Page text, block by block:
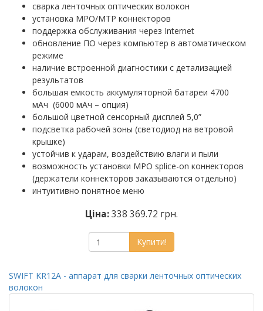
сварка ленточных оптических волокон
установка MPO/MTP коннекторов
поддержка обслуживания через Internet
обновление ПО через компьютер в автоматическом
режиме
наличие встроенной диагностики с детализацией
результатов
большая емкость аккумуляторной батареи 4700
мАч (6000 мАч – опция)
большой цветной сенсорный дисплей 5,0”
подсветка рабочей зоны (светодиод на ветровой
крышке)
устойчив к ударам, воздействию влаги и пыли
возможность установки MPO splice-on коннекторов
(держатели коннекторов заказываются отдельно)
интуитивно понятное меню
Ціна:338 369.72 грн.
Купити!
SWIFT KR12A - аппарат для сварки ленточных оптических
волокон